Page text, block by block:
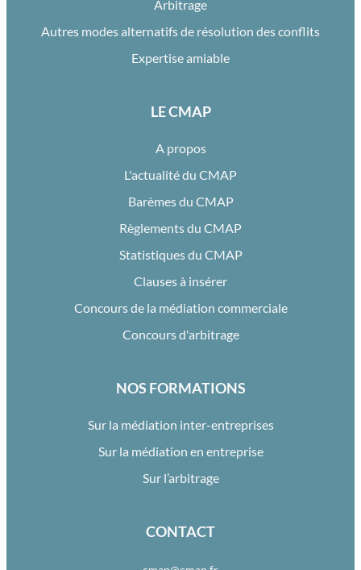
Arbitrage
Autres modes alternatifs de résolution des conflits
Expertise amiable
LE CMAP
A propos
L'actualité du CMAP
Barèmes du CMAP
Règlements du CMAP
Statistiques du CMAP
Clauses à insérer
Concours de la médiation commerciale
Concours d'arbitrage
NOS FORMATIONS
Sur la médiation inter-entreprises
Sur la médiation en entreprise
Sur l’arbitrage
CONTACT